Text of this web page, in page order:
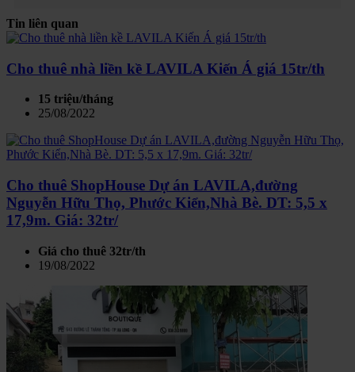
Tin liên quan
Cho thuê nhà liền kề LAVILA Kiến Á giá 15tr/th
15 triệu/tháng
25/08/2022
Cho thuê ShopHouse Dự án LAVILA,đường
Nguyễn Hữu Thọ, Phước Kiển,Nhà Bè. DT: 5,5 x
17,9m. Giá: 32tr/
Giá cho thuê 32tr/th
19/08/2022